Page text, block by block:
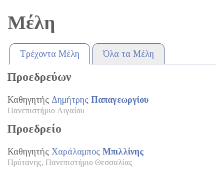
Μέλη
Τρέχοντα Μέλη Όλα τα Μέλη
Προεδρεύων
Καθηγητής Δημήτρης Παπαγεωργίου
Πανεπιστήμιο Αιγαίου
Προεδρείο
Καθηγητής Χαράλαμπος Μπιλλίνης
Πρύτανης, Πανεπιστήμιο Θεσσαλίας